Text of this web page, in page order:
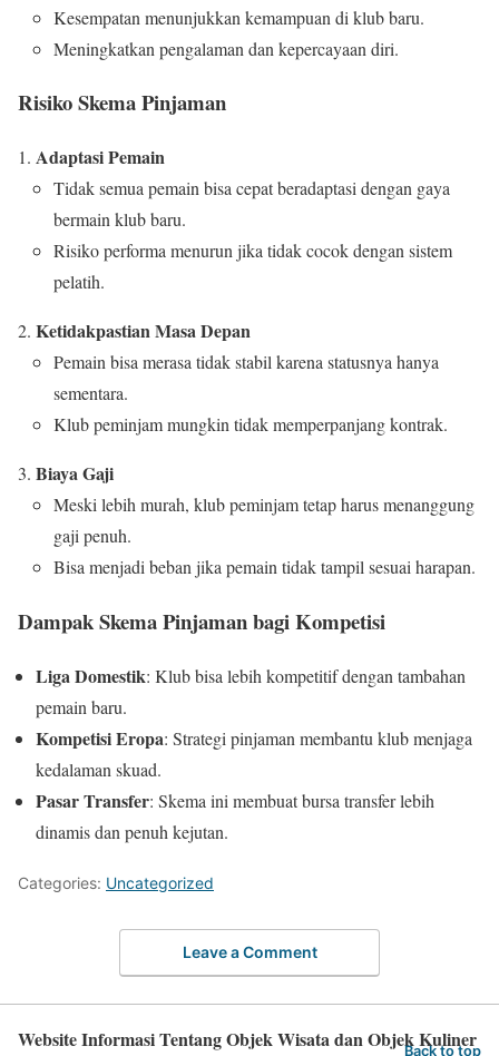
Kesempatan menunjukkan kemampuan di klub baru.
Meningkatkan pengalaman dan kepercayaan diri.
Risiko Skema Pinjaman
Adaptasi Pemain
Tidak semua pemain bisa cepat beradaptasi dengan gaya
bermain klub baru.
Risiko performa menurun jika tidak cocok dengan sistem
pelatih.
Ketidakpastian Masa Depan
Pemain bisa merasa tidak stabil karena statusnya hanya
sementara.
Klub peminjam mungkin tidak memperpanjang kontrak.
Biaya Gaji
Meski lebih murah, klub peminjam tetap harus menanggung
gaji penuh.
Bisa menjadi beban jika pemain tidak tampil sesuai harapan.
Dampak Skema Pinjaman bagi Kompetisi
Liga Domestik: Klub bisa lebih kompetitif dengan tambahan
pemain baru.
Kompetisi Eropa: Strategi pinjaman membantu klub menjaga
kedalaman skuad.
Pasar Transfer: Skema ini membuat bursa transfer lebih
dinamis dan penuh kejutan.
Categories: Uncategorized
Leave a Comment
Website Informasi Tentang Objek Wisata dan Objek Kuliner
Back to top